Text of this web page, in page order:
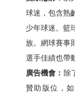
球迷，包含熟
少年球迷。籃
族。網球賽事
選手佳績也帶
廣告機會： 除
贊助版位，